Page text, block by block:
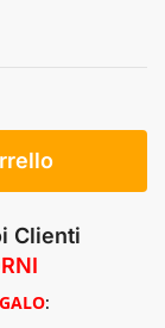
Clienti
: